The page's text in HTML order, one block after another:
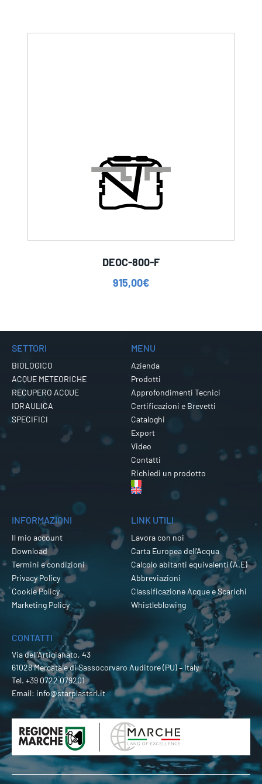
DEOC-800-F
915,00€
SETTORI
BIOLOGICO
ACQUE METEORICHE
RECUPERO ACQUE
IDRAULICA
SPECIFICI
MENU
Azienda
Prodotti
Approfondimenti Tecnici
Certificazioni e Brevetti
Cataloghi
Export
Video
Contatti
Richiedi un prodotto
INFORMAZIONI
Il mio account
Download
Termini e condizioni
Privacy Policy
Cookie Policy
Marketing Policy
LINK UTILI
Lavora con noi
Carta Europea dell’Acqua
Calcolo abitanti equivalenti (A.E)
Abbreviazioni
Classificazione Acque e Scarichi
Whistleblowing
CONTATTI
Via dell’Artigianato, 43
61028 Mercatale di Sassocorvaro Auditore (PU) – Italy
Tel. +39 0722 079201
Email: info@starplastsrl.it